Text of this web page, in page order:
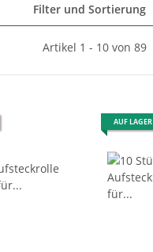
Filter und Sortierung
Artikel 1 - 10 von 89
AUF LAGER